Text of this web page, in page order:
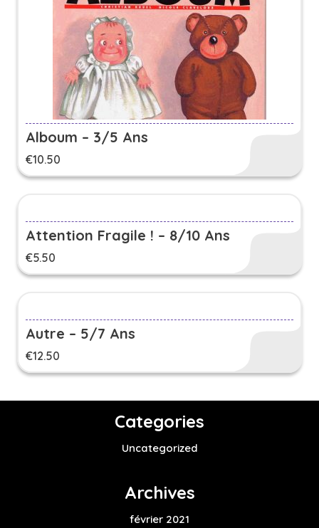
Alboum – 3/5 Ans
€10.50
Attention Fragile ! – 8/10 Ans
€5.50
Autre – 5/7 Ans
€12.50
Categories
Uncategorized
Archives
février 2021